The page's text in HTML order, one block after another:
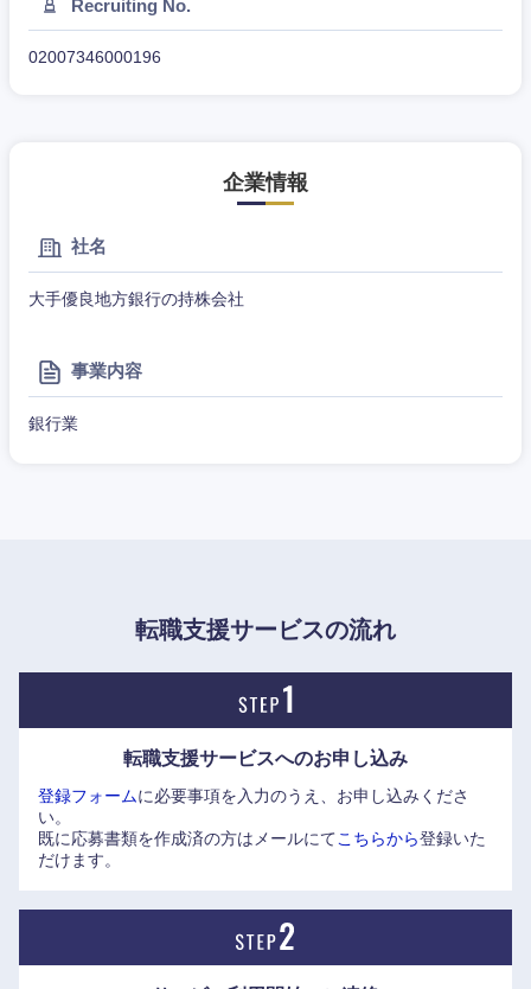
Recruiting No.
02007346000196
企業情報
社名
大手優良地方銀行の持株会社
事業内容
銀行業
転職支援サービスの流れ
転職支援サービスへのお申し込み
登録フォームに必要事項を入力のうえ、お申し込みくださ
い。
既に応募書類を作成済の方はメールにてこちらから登録いた
だけます。